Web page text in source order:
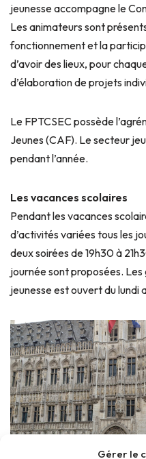
Gérer le
jeunesse accompagne le
Les animateurs sont
fonctionnement et la
d’avoir des lieux, pour
d’élaboration de projets
Le FPTCSEC possède
Jeunes (CAF). Le secteur
pendant l’année.
Les vacances scolaires
Pendant les vacances
d’activités variées tous les
deux soirées de 19h30 à
journée sont proposées. Les
jeunesse est ouvert du lundi